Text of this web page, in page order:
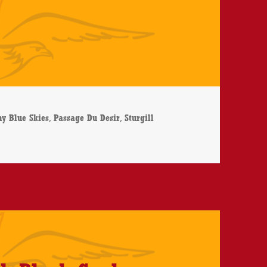
Blue Skies,Passage Du Desir,Sturgill
Skies – Passage Du Desir – CD-Review